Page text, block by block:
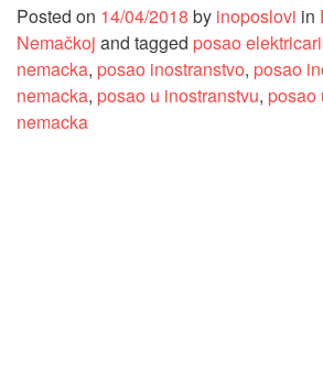
Posted on 14/04/2018 by inoposlovi in
Nemačkoj and tagged posao elektricari
nemacka, posao inostranstvo, posao
nemacka, posao u inostranstvu, posao
nemacka